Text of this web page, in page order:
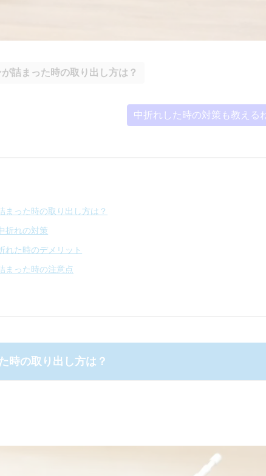
詰まった時の取り出し方は？
中折れした時の対策も教える
まった時の取り出し方は？
折れの対策
れた時のデメリット
まった時の注意点
時の取り出し方は？